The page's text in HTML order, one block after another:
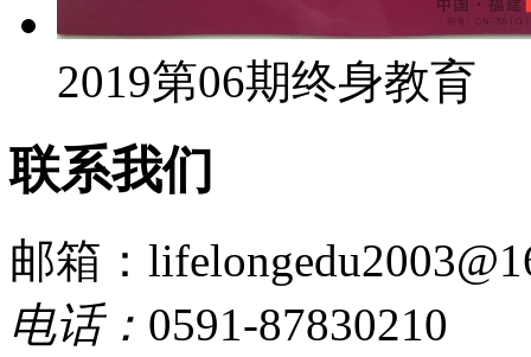
2019第06期终身教育
联系我们
邮箱：
电话： 0591-87830210